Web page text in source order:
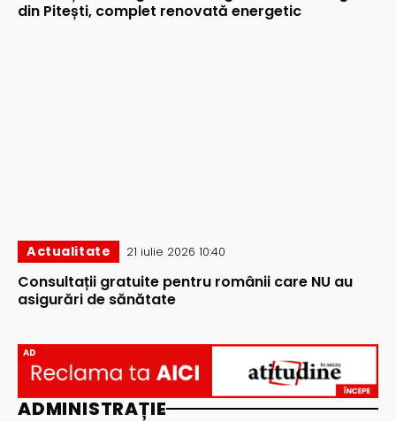
din Pitești, complet renovată energetic
Actualitate 21 iulie 2026 10:40
Consultații gratuite pentru românii care NU au
asigurări de sănătate
AD
ADMINISTRAȚIE